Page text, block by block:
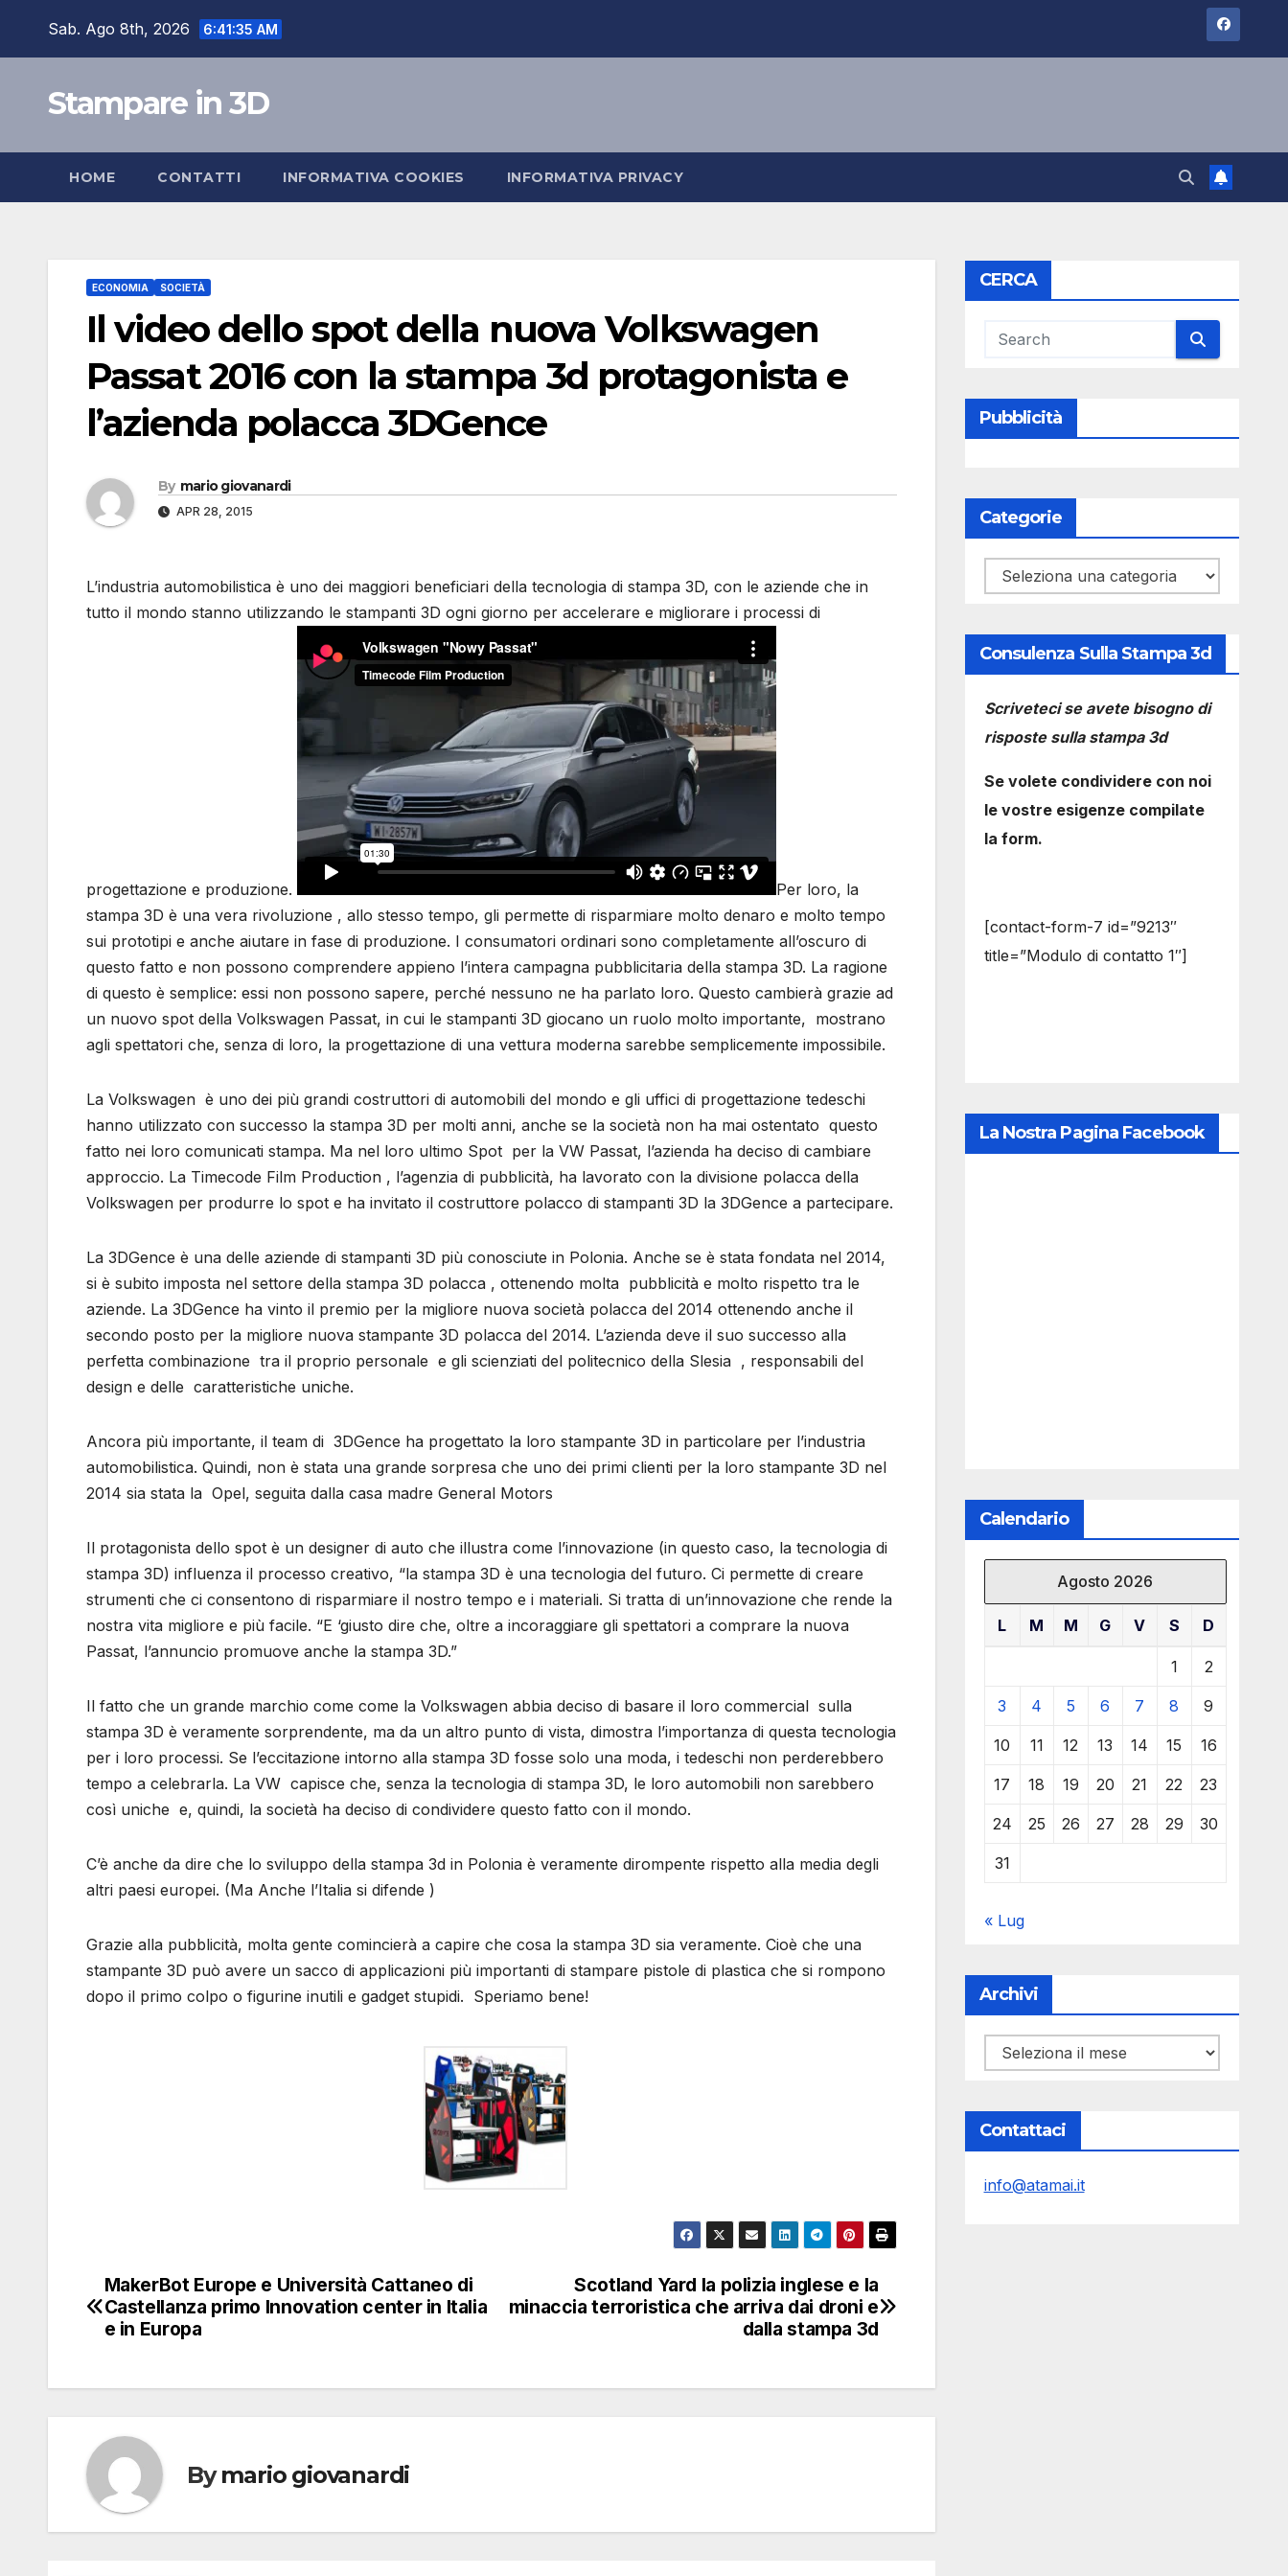
Sab. Ago 8th, 2026 6:41:36 AM
Stampare in 3D
HOME CONTATTI INFORMATIVA COOKIES INFORMATIVA PRIVACY
ECONOMIA SOCIETÀ
Il video dello spot della nuova Volkswagen
Passat 2016 con la stampa 3d protagonista e
l’azienda polacca 3DGence
By mario giovanardi
APR 28, 2015
L’industria automobilistica è uno dei maggiori beneficiari della tecnologia di stampa 3D, con le aziende che in
tutto il mondo stanno utilizzando le stampanti 3D ogni giorno per accelerare e migliorare i processi di
progettazione e produzione.
Per loro, la
stampa 3D è una vera rivoluzione , allo stesso tempo, gli permette di risparmiare molto denaro e molto tempo
sui prototipi e anche aiutare in fase di produzione. I consumatori ordinari sono completamente all’oscuro di
questo fatto e non possono comprendere appieno l’intera campagna pubblicitaria della stampa 3D. La ragione
di questo è semplice: essi non possono sapere, perché nessuno ne ha parlato loro. Questo cambierà grazie ad
un nuovo spot della Volkswagen Passat, in cui le stampanti 3D giocano un ruolo molto importante, mostrano
agli spettatori che, senza di loro, la progettazione di una vettura moderna sarebbe semplicemente impossibile.
La Volkswagen è uno dei più grandi costruttori di automobili del mondo e gli uffici di progettazione tedeschi
hanno utilizzato con successo la stampa 3D per molti anni, anche se la società non ha mai ostentato questo
fatto nei loro comunicati stampa. Ma nel loro ultimo Spot per la VW Passat, l’azienda ha deciso di cambiare
approccio. La Timecode Film Production , l’agenzia di pubblicità, ha lavorato con la divisione polacca della
Volkswagen per produrre lo spot e ha invitato il costruttore polacco di stampanti 3D la 3DGence a partecipare.
La 3DGence è una delle aziende di stampanti 3D più conosciute in Polonia. Anche se è stata fondata nel 2014,
si è subito imposta nel settore della stampa 3D polacca , ottenendo molta pubblicità e molto rispetto tra le
aziende. La 3DGence ha vinto il premio per la migliore nuova società polacca del 2014 ottenendo anche il
secondo posto per la migliore nuova stampante 3D polacca del 2014. L’azienda deve il suo successo alla
perfetta combinazione tra il proprio personale e gli scienziati del politecnico della Slesia , responsabili del
design e delle caratteristiche uniche.
Ancora più importante, il team di 3DGence ha progettato la loro stampante 3D in particolare per l’industria
automobilistica. Quindi, non è stata una grande sorpresa che uno dei primi clienti per la loro stampante 3D nel
2014 sia stata la Opel, seguita dalla casa madre General Motors
Il protagonista dello spot è un designer di auto che illustra come l’innovazione (in questo caso, la tecnologia di
stampa 3D) influenza il processo creativo, “la stampa 3D è una tecnologia del futuro. Ci permette di creare
strumenti che ci consentono di risparmiare il nostro tempo e i materiali. Si tratta di un’innovazione che rende la
nostra vita migliore e più facile. “E ‘giusto dire che, oltre a incoraggiare gli spettatori a comprare la nuova
Passat, l’annuncio promuove anche la stampa 3D.”
Il fatto che un grande marchio come come la Volkswagen abbia deciso di basare il loro commercial sulla
stampa 3D è veramente sorprendente, ma da un altro punto di vista, dimostra l’importanza di questa tecnologia
per i loro processi. Se l’eccitazione intorno alla stampa 3D fosse solo una moda, i tedeschi non perderebbero
tempo a celebrarla. La VW capisce che, senza la tecnologia di stampa 3D, le loro automobili non sarebbero
così uniche e, quindi, la società ha deciso di condividere questo fatto con il mondo.
C’è anche da dire che lo sviluppo della stampa 3d in Polonia è veramente dirompente rispetto alla media degli
altri paesi europei. (Ma Anche l’Italia si difende )
Grazie alla pubblicità, molta gente comincierà a capire che cosa la stampa 3D sia veramente. Cioè che una
stampante 3D può avere un sacco di applicazioni più importanti di stampare pistole di plastica che si rompono
dopo il primo colpo o figurine inutili e gadget stupidi. Speriamo bene!
Navigazione
articoli
Scotland Yard la polizia inglese e la
minaccia terroristica che arriva dai droni e
dalla stampa 3d
MakerBot Europe e Università Cattaneo di
Castellanza primo Innovation center in Italia
e in Europa
Bymario giovanardi
CERCA
Pubblicità
Categorie
Categorie
Consulenza Sulla Stampa 3d
Scriveteci se avete bisogno di
risposte sulla stampa 3d
Se volete condividere con noi
le vostre esigenze compilate
la form.
[contact-form-7 id=”9213″
title=”Modulo di contatto 1″]
La Nostra Pagina Facebook
Calendario
Agosto 2026
L M M G V S D
1 2
3 4 5 6 7 8 9
10 11 12 13 14 15 16
17 18 19 20 21 22 23
24 25 26 27 28 29 30
31
« Lug
Archivi
Archivi
Contattaci
info@atamai.it